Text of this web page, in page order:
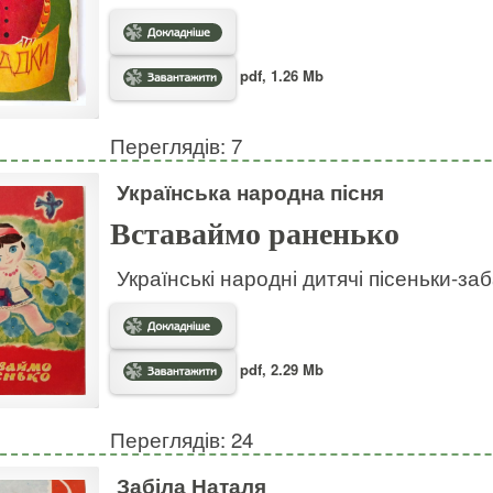
pdf, 1.26 Mb
Переглядів: 7
Українська народна пісня
Вставаймо раненько
Українські народні дитячі пісеньки-
pdf, 2.29 Mb
Переглядів: 24
Забіла Наталя